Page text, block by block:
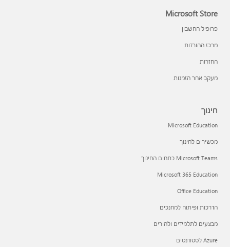
Microsoft Store
פרופיל החשבון
מרכז ההורדות
החזרות
מעקב אחר הזמנות
חינוך
Microsoft Education
מכשירים לחינוך
Microsoft Teams בתחום החינוך
Microsoft 365 Education
Office Education
הדרכות ופיתוח למחנכים
מבצעים לתלמידים ולהורים
Azure לסטודנטים